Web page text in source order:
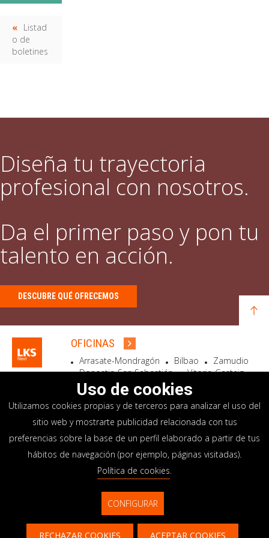
Listad
o de
boletines
Diseña tu trayectoria
profesional con nosotros.
Da el primer paso y pon tu
talento en acción.
DESCUBRE QUÉ OFRECEMOS
OFICINAS
Arrasate-Mondragón Bilbao
Zamudio
Donostia-San Sebastián
Vitoria-Gasteiz
Madrid
El Astillero Bidart
SEDE SOCIAL
Goiru, 7 Arrasate-Mondragón
CP 20500 GIPUZKOA – SPAIN
+34 900 84 14 14
info@lksnext.com
Aviso legal
Portal de privacidad
Política de cookies
Sistema interno información
Uso de cookies
Utilizamos cookies propias y de terceros para analizar el uso del
sitio web y mostrarte publicidad relacionada con tus
preferencias sobre la base de un perfil elaborado a partir de tus
hábitos de navegación (por ejemplo, páginas visitadas).
Política de cookies.
CONFIGURAR
RECHAZAR COOKIES ACEPTAR COOKIES